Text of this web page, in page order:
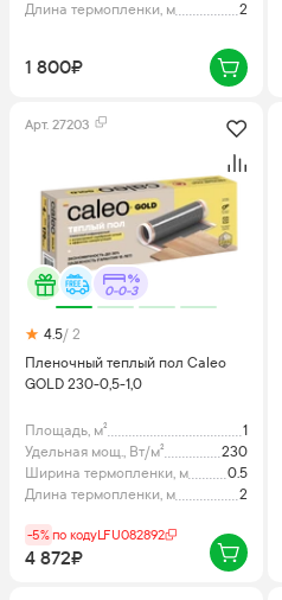
Длина термопленки, м
2
1 800₽
Арт. 27203
0-0-3
4.5/ 2
Пленочный теплый пол Caleo
GOLD 230-0,5-1,0
Площадь, м²
1
Удельная мощ., Вт/м²
230
Ширина термопленки, м
0.5
Длина термопленки, м
2
-5%по кодуLFU082892
4 872₽